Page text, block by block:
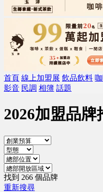
首頁 線上加盟展 飲品飲料
影音 民調 相簿 話題
2026加盟品
加盟連鎖品牌
找到 266 個品牌
重新搜尋